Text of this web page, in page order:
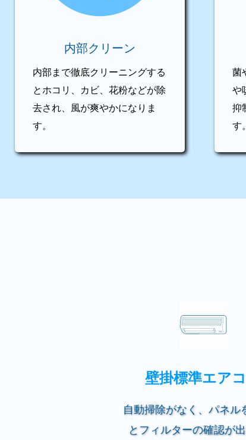
内部クリーン
内部まで徹底クリーニングする
とホコリ、カビ、花粉などが除
去され、風が爽やかになりま
す。
菌
や
抑
す。
壁掛標準エア
自動掃除がなく、パネル
とフィルターの確認が出